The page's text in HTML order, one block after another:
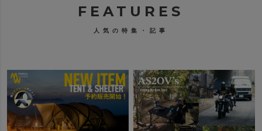
FEATURES
人気の特集・記事